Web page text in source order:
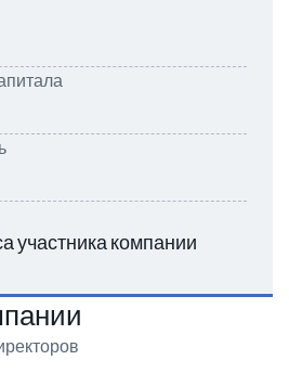
участника компании